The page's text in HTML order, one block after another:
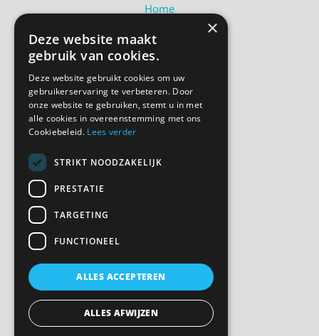
Home
Busje huren
Over ons
Contact
Bel ons
Volg ons
Privacyverklaring
Cookie overzicht
×
Deze website maakt
gebruik van cookies.
Deze website gebruikt cookies om uw
gebruikerservaring te verbeteren. Door
onze website te gebruiken, stemt u in met
alle cookies in overeenstemming met ons
Cookiebeleid. Lees verder
STRIKT NOODZAKELIJK
PRESTATIE
TARGETING
FUNCTIONEEL
ALLES ACCEPTEREN
ALLES AFWIJZEN